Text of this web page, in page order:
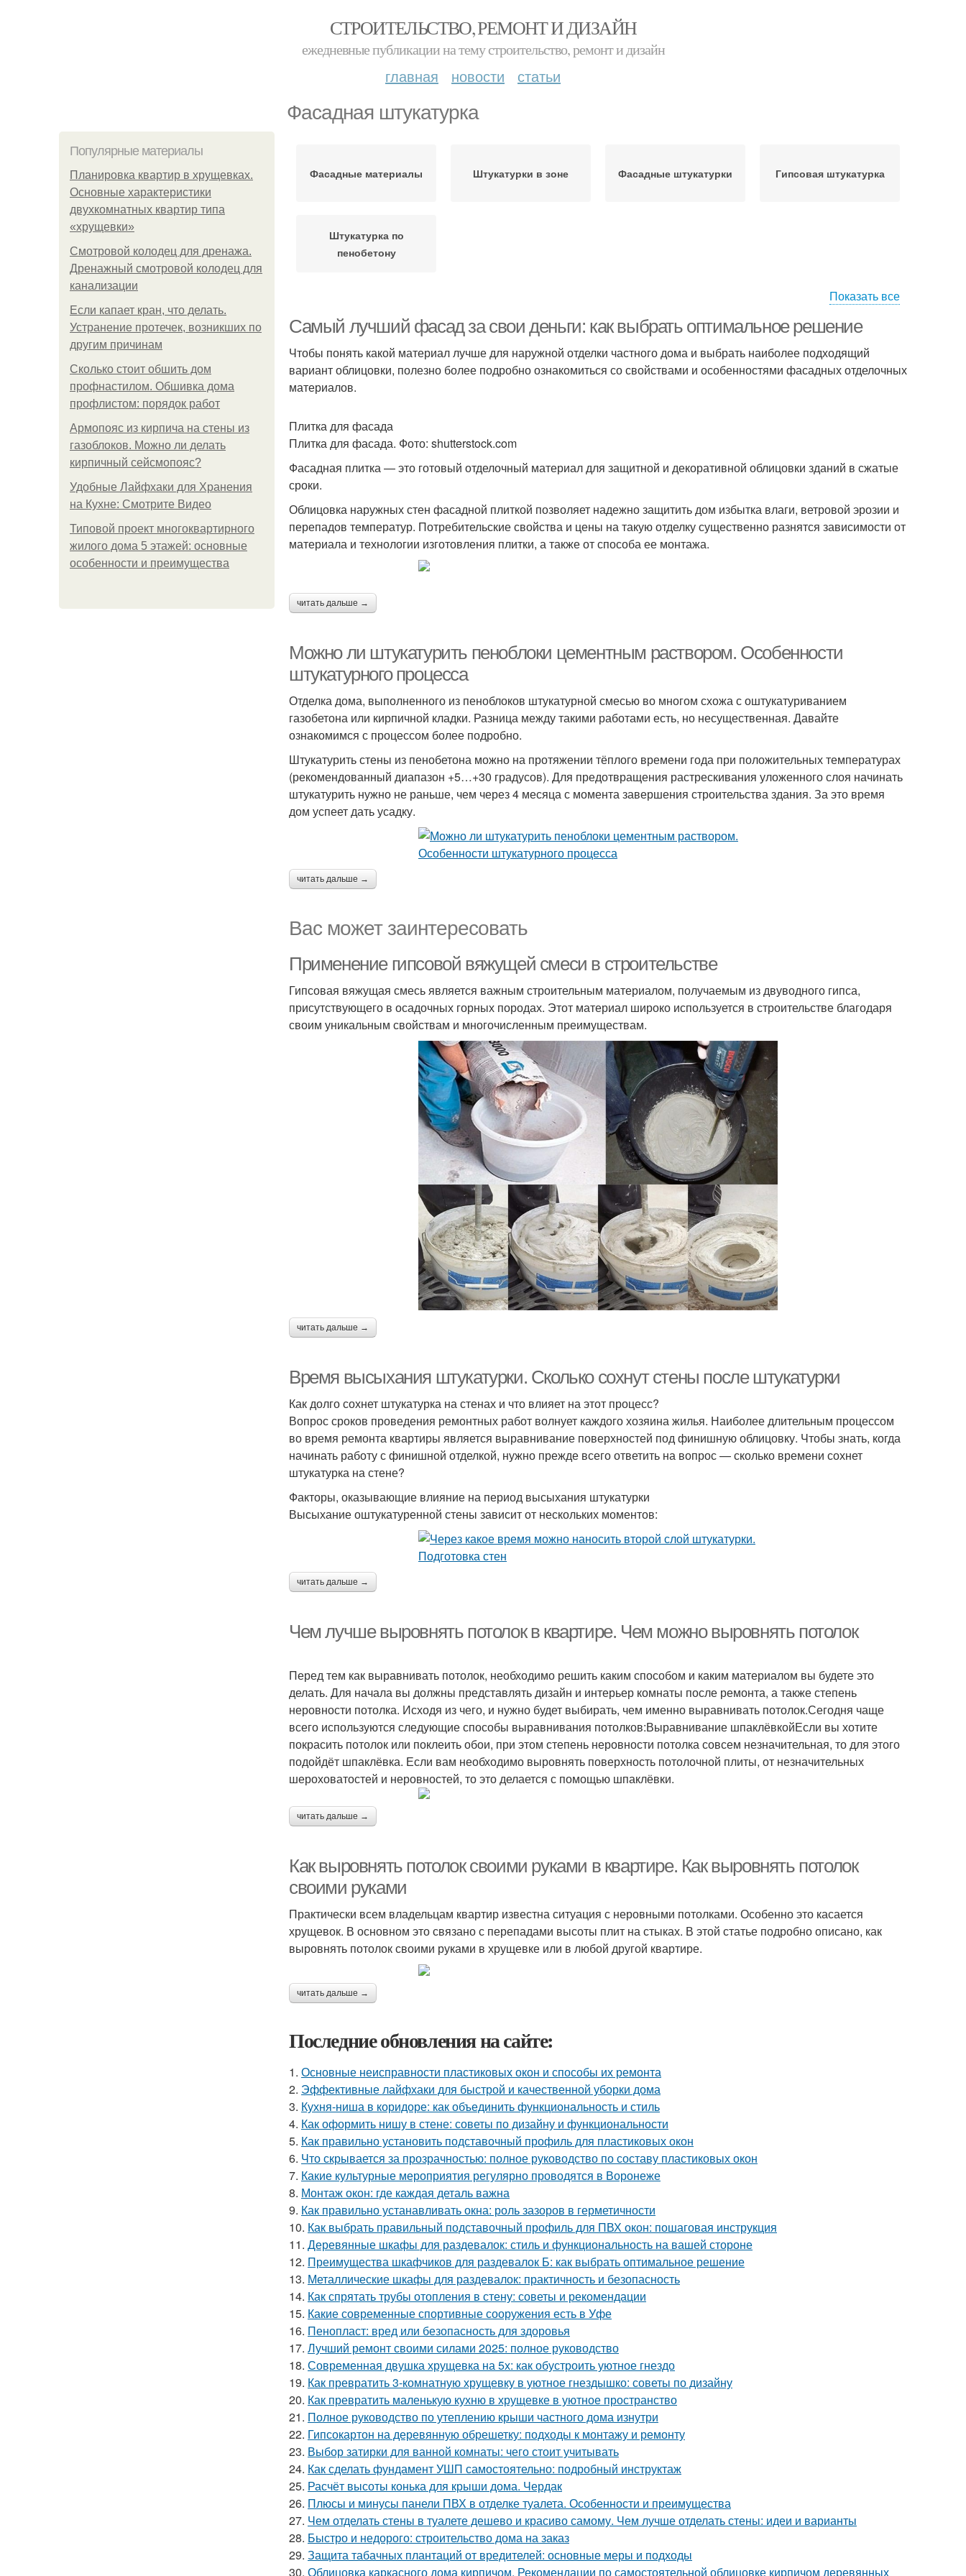
СТРОИТЕЛЬСТВО, РЕМОНТ И ДИЗАЙН
ежедневные публикации на тему строительство, ремонт и дизайн
главная новости статьи
Фасадная штукатурка
Популярные материалы
Планировка квартир в хрущевках.
Основные характеристики
двухкомнатных квартир типа
«хрущевки»
Смотровой колодец для дренажа.
Дренажный смотровой колодец для
канализации
Если капает кран, что делать.
Устранение протечек, возникших по
другим причинам
Сколько стоит обшить дом
профнастилом. Обшивка дома
профлистом: порядок работ
Армопояс из кирпича на стены из
газоблоков. Можно ли делать
кирпичный сейсмопояс?
Удобные Лайфхаки для Хранения
на Кухне: Смотрите Видео
Типовой проект многоквартирного
жилого дома 5 этажей: основные
особенности и преимущества
Фасадные материалы Штукатурки в зоне Фасадные штукатурки Гипсовая штукатурка
Штукатурка по
пенобетону
Показать все
Самый лучший фасад за свои деньги: как выбрать оптимальное решение
Чтобы понять какой материал лучше для наружной отделки частного дома и выбрать наиболее подходящий
вариант облицовки, полезно более подробно ознакомиться со свойствами и особенностями фасадных отделочных
материалов.
Плитка для фасада
Плитка для фасада. Фото: shutterstock.com
Фасадная плитка — это готовый отделочный материал для защитной и декоративной облицовки зданий в сжатые
сроки.
Облицовка наружных стен фасадной плиткой позволяет надежно защитить дом избытка влаги, ветровой эрозии и
перепадов температур. Потребительские свойства и цены на такую отделку существенно разнятся зависимости от
материала и технологии изготовления плитки, а также от способа ее монтажа.
читать дальше →
Можно ли штукатурить пеноблоки цементным раствором. Особенности
штукатурного процесса
Отделка дома, выполненного из пеноблоков штукатурной смесью во многом схожа с оштукатуриванием
газобетона или кирпичной кладки. Разница между такими работами есть, но несущественная. Давайте
ознакомимся с процессом более подробно.
Штукатурить стены из пенобетона можно на протяжении тёплого времени года при положительных температурах
(рекомендованный диапазон +5…+30 градусов). Для предотвращения растрескивания уложенного слоя начинать
штукатурить нужно не раньше, чем через 4 месяца с момента завершения строительства здания. За это время
дом успеет дать усадку.
читать дальше →
Вас может заинтересовать
Применение гипсовой вяжущей смеси в строительстве
Гипсовая вяжущая смесь является важным строительным материалом, получаемым из двуводного гипса,
присутствующего в осадочных горных породах. Этот материал широко используется в строительстве благодаря
своим уникальным свойствам и многочисленным преимуществам.
читать дальше →
Время высыхания штукатурки. Сколько сохнут стены после штукатурки
Как долго сохнет штукатурка на стенах и что влияет на этот процесс?
Вопрос сроков проведения ремонтных работ волнует каждого хозяина жилья. Наиболее длительным процессом
во время ремонта квартиры является выравнивание поверхностей под финишную облицовку. Чтобы знать, когда
начинать работу с финишной отделкой, нужно прежде всего ответить на вопрос — сколько времени сохнет
штукатурка на стене?
Факторы, оказывающие влияние на период высыхания штукатурки
Высыхание оштукатуренной стены зависит от нескольких моментов:
читать дальше →
Чем лучше выровнять потолок в квартире. Чем можно выровнять потолок
Перед тем как выравнивать потолок, необходимо решить каким способом и каким материалом вы будете это
делать. Для начала вы должны представлять дизайн и интерьер комнаты после ремонта, а также степень
неровности потолка. Исходя из чего, и нужно будет выбирать, чем именно выравнивать потолок.Сегодня чаще
всего используются следующие способы выравнивания потолков:Выравнивание шпаклёвкойЕсли вы хотите
покрасить потолок или поклеить обои, при этом степень неровности потолка совсем незначительная, то для этого
подойдёт шпаклёвка. Если вам необходимо выровнять поверхность потолочной плиты, от незначительных
шероховатостей и неровностей, то это делается с помощью шпаклёвки.
читать дальше →
Как выровнять потолок своими руками в квартире. Как выровнять потолок
своими руками
Практически всем владельцам квартир известна ситуация с неровными потолками. Особенно это касается
хрущевок. В основном это связано с перепадами высоты плит на стыках. В этой статье подробно описано, как
выровнять потолок своими руками в хрущевке или в любой другой квартире.
читать дальше →
Последние обновления на сайте:
1. Основные неисправности пластиковых окон и способы их ремонта
2. Эффективные лайфхаки для быстрой и качественной уборки дома
3. Кухня-ниша в коридоре: как объединить функциональность и стиль
4. Как оформить нишу в стене: советы по дизайну и функциональности
5. Как правильно установить подставочный профиль для пластиковых окон
6. Что скрывается за прозрачностью: полное руководство по составу пластиковых окон
7. Какие культурные мероприятия регулярно проводятся в Воронеже
8. Монтаж окон: где каждая деталь важна
9. Как правильно устанавливать окна: роль зазоров в герметичности
10. Как выбрать правильный подставочный профиль для ПВХ окон: пошаговая инструкция
11. Деревянные шкафы для раздевалок: стиль и функциональность на вашей стороне
12. Преимущества шкафчиков для раздевалок Б: как выбрать оптимальное решение
13. Металлические шкафы для раздевалок: практичность и безопасность
14. Как спрятать трубы отопления в стену: советы и рекомендации
15. Какие современные спортивные сооружения есть в Уфе
16. Пенопласт: вред или безопасность для здоровья
17. Лучший ремонт своими силами 2025: полное руководство
18. Современная двушка хрущевка на 5х: как обустроить уютное гнездо
19. Как превратить 3-комнатную хрущевку в уютное гнездышко: советы по дизайну
20. Как превратить маленькую кухню в хрущевке в уютное пространство
21. Полное руководство по утеплению крыши частного дома изнутри
22. Гипсокартон на деревянную обрешетку: подходы к монтажу и ремонту
23. Выбор затирки для ванной комнаты: чего стоит учитывать
24. Как сделать фундамент УШП самостоятельно: подробный инструктаж
25. Расчёт высоты конька для крыши дома. Чердак
26. Плюсы и минусы панели ПВХ в отделке туалета. Особенности и преимущества
27. Чем отделать стены в туалете дешево и красиво самому. Чем лучше отделать стены: идеи и варианты
28. Быстро и недорого: строительство дома на заказ
29. Защита табачных плантаций от вредителей: основные меры и подходы
30. Облицовка каркасного дома кирпичом. Рекомендации по самостоятельной облицовке кирпичом деревянных